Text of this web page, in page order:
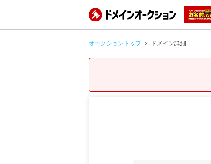
オークショントップ ドメイン詳細